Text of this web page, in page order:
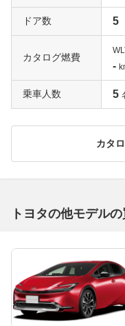
ドア数 5
カタログ燃費
-
乗車人数 5
カタ
トヨタの他モデル